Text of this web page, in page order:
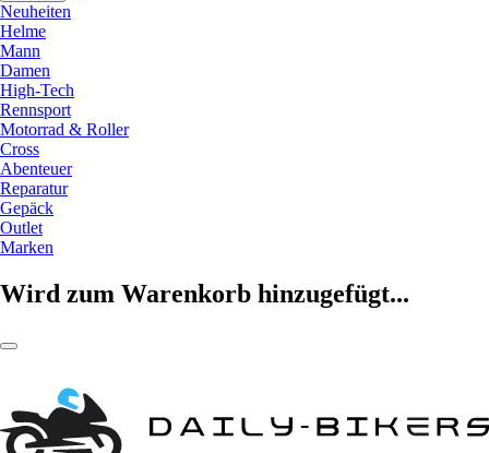
Neuheiten
Helme
Mann
Damen
High-Tech
Rennsport
Motorrad & Roller
Cross
Abenteuer
Reparatur
Gepäck
Outlet
Marken
Wird zum Warenkorb hinzugefügt...